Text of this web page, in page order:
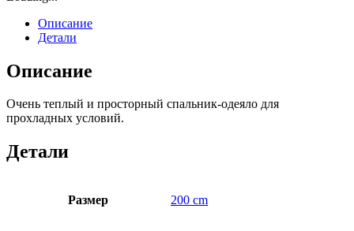
Описание
Детали
Описание
Очень теплый и просторный спальник-одеяло для
прохладных условий.
Детали
Размер 200 cm